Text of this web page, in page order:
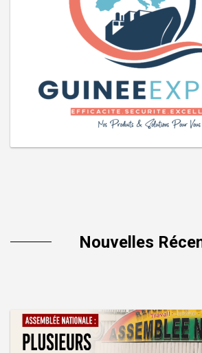
Nouvelles